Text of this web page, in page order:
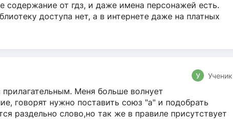
содержание от гдз, и даже имена персонажей есть.
доступа нет, а в интернете даже на платных
У Ученик
Меня больше волнует
говорят нужно поставить союз "а" и подобрать
раздельно слово,но так же в правиле присутствует